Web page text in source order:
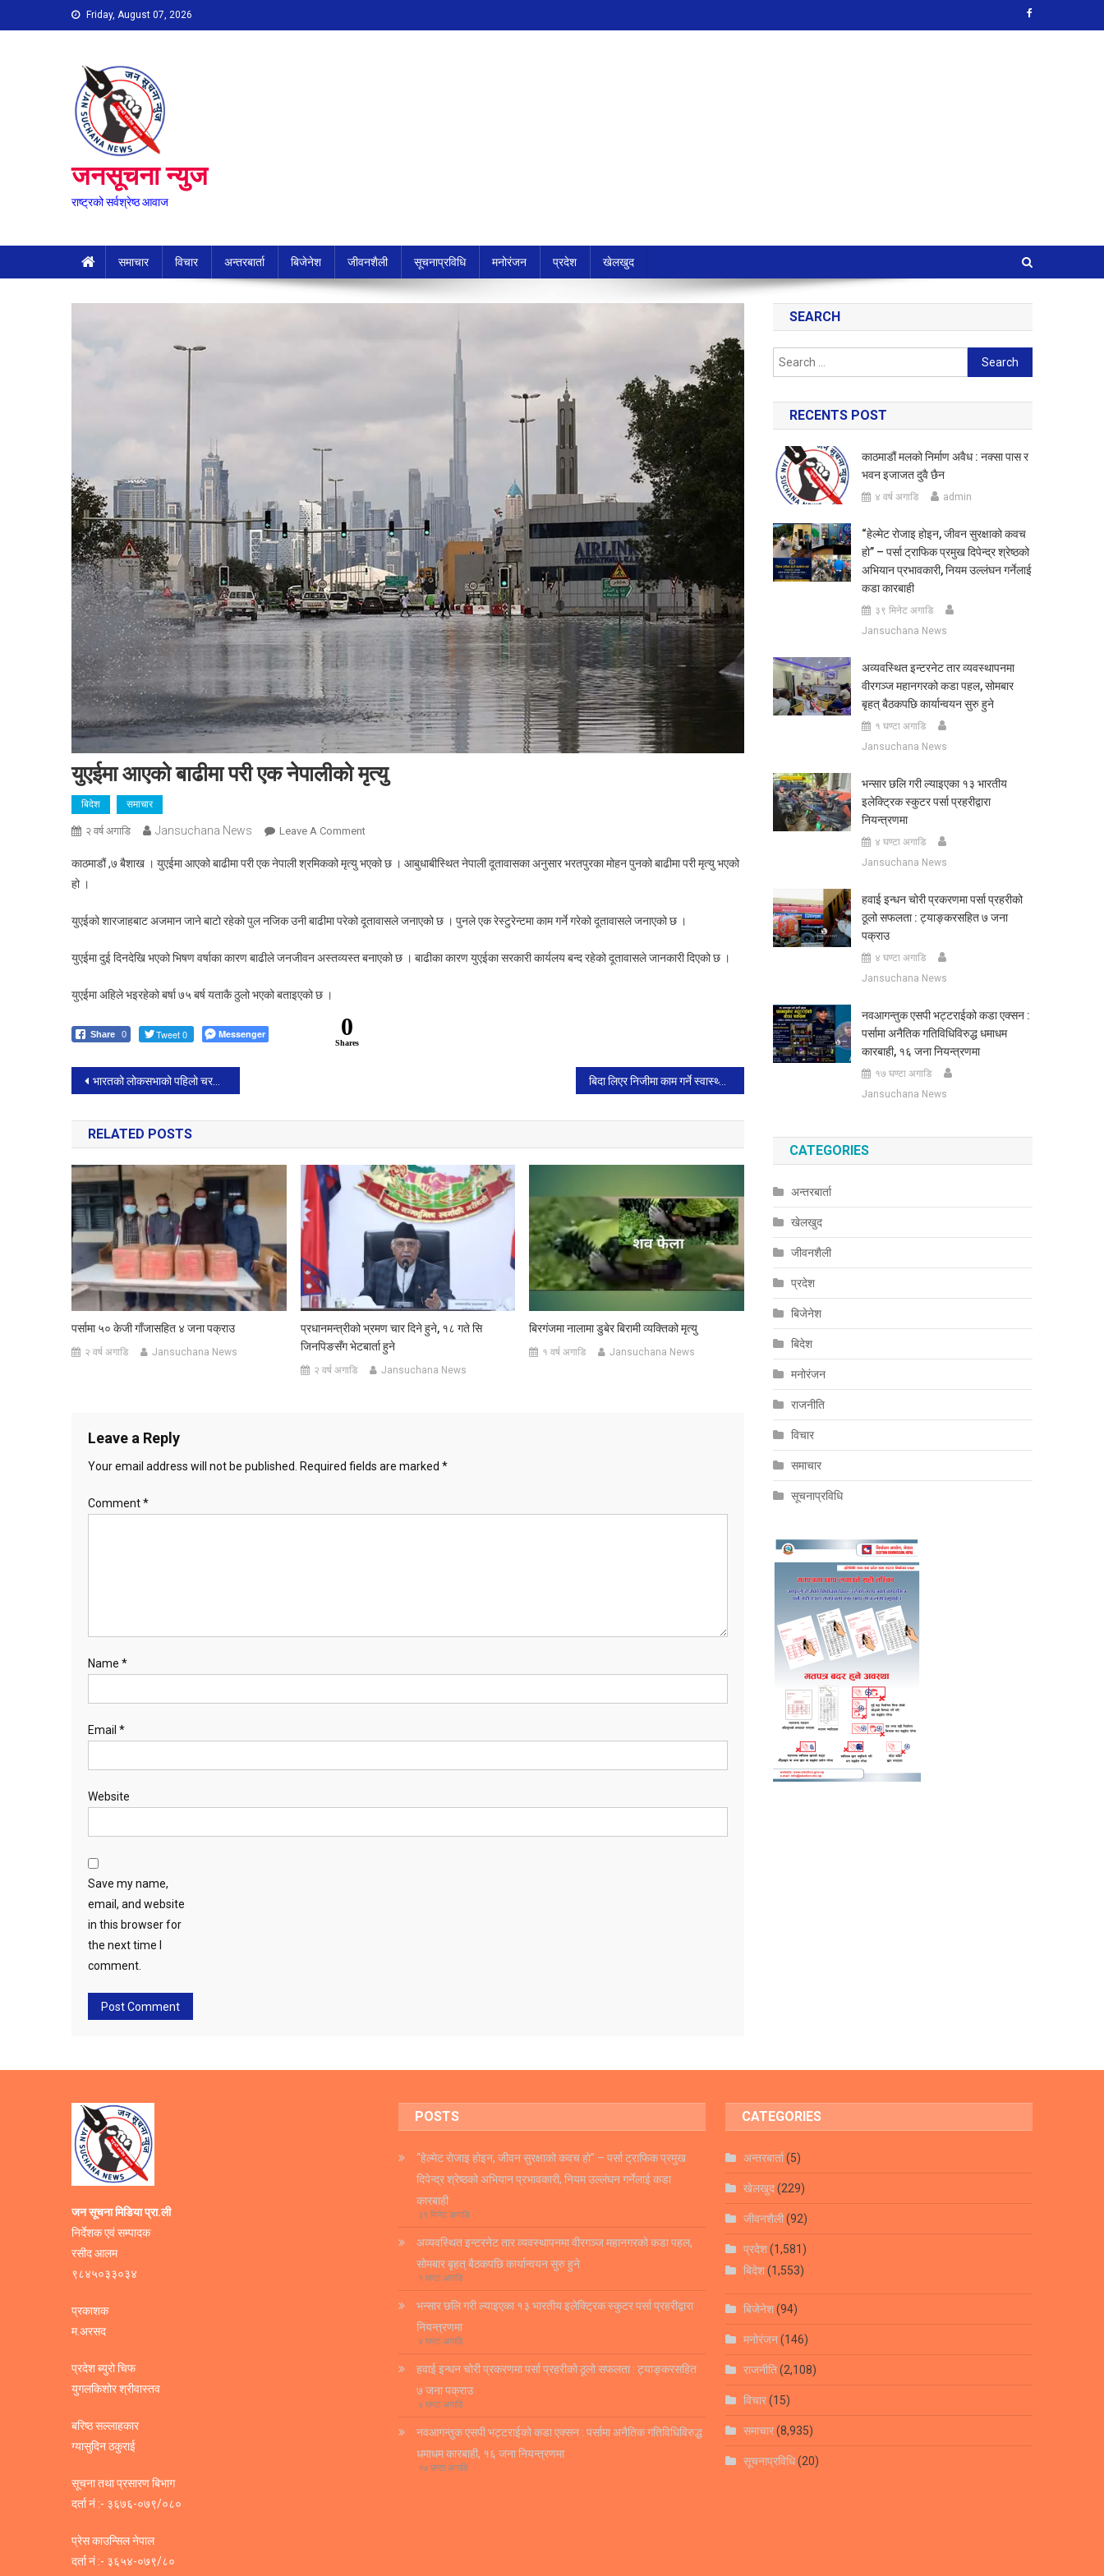
to
Friday, August 07, 2026
जनसूचना न्युज
राष्ट्रको सर्वश्रेष्ठ आवाज
समाचार विचार अन्तरबार्ता बिजेनेश जीवनशैली सूचनाप्रविधि मनोरंजन प्रदेश खेलखुद
युएईमा आएको बाढीमा परी एक नेपालीको मृत्यु
बिदेश समाचार
२ वर्ष अगाडि Jansuchana News Leave A CommentOn
आएको
एक
मृत्यु
काठमाडौं ,७ बैशाख । युएईमा आएको बाढीमा परी एक नेपाली श्रमिकको मृत्यु भएको छ । आबुधाबीस्थित नेपाली दूतावासका अनुसार भरतपुरका मोहन पुनको बाढीमा परी मृत्यु भएको
हो ।
युएईको शारजाहबाट अजमान जाने बाटो रहेको पुल नजिक उनी बाढीमा परेको दूतावासले जनाएको छ । पुनले एक रेस्टुरेन्टमा काम गर्ने गरेको दूतावासले जनाएको छ ।
युएईमा दुई दिनदेखि भएको भिषण वर्षाका कारण बाढीले जनजीवन अस्तव्यस्त बनाएको छ । बाढीका कारण युएईका सरकारी कार्यलय बन्द रहेको दूतावासले जानकारी दिएको छ ।
युएईमा अहिले भइरहेको बर्षा ७५ बर्ष यताकै ठुलो भएको बताइएको छ ।
Share 0 Tweet 0 Messenger 0
Shares
Post
navigation
भारतको लोकसभाको पहिलो चरणको मतदान आज बिदा लिएर निजीमा काम गर्ने स्वास्थ्यकर्मीलाई मन्त्रालयको चेतावनी
RELATED POSTS
पर्सामा ५० केजी गाँजासहित ४ जना पक्राउ
२ वर्ष अगाडि Jansuchana News
प्रधानमन्त्रीको भ्रमण चार दिने हुने, १८ गते सि
जिनपिङसँग भेटबार्ता हुने
२ वर्ष अगाडि Jansuchana News
बिरगंजमा नालामा डुबेर बिरामी व्यक्तिको मृत्यु
१ वर्ष अगाडि Jansuchana News
Leave a Reply
Your email address will not be published. Required fields are marked *
Comment*
Name *
Email *
Website
Save my name,
email, and website
in this browser for
the next time I
comment.
SEARCH
Search
for:
RECENTS POST
काठमाडौं मलको निर्माण अवैध : नक्सा पास र
भवन इजाजत दुवै छैन
४ वर्ष अगाडि admin
“हेल्मेट रोजाइ होइन, जीवन सुरक्षाको कवच
हो” – पर्सा ट्राफिक प्रमुख दिपेन्द्र श्रेष्ठको
अभियान प्रभावकारी, नियम उल्लंघन गर्नेलाई
कडा कारबाही
३९ मिनेट अगाडि
Jansuchana News
अव्यवस्थित इन्टरनेट तार व्यवस्थापनमा
वीरगञ्ज महानगरको कडा पहल, सोमबार
बृहत् बैठकपछि कार्यान्वयन सुरु हुने
१ घण्टा अगाडि
Jansuchana News
भन्सार छलि गरी ल्याइएका १३ भारतीय
इलेक्ट्रिक स्कुटर पर्सा प्रहरीद्वारा
नियन्त्रणमा
४ घण्टा अगाडि
Jansuchana News
हवाई इन्धन चोरी प्रकरणमा पर्सा प्रहरीको
ठूलो सफलता : ट्याङ्करसहित ७ जना
पक्राउ
४ घण्टा अगाडि
Jansuchana News
नवआगन्तुक एसपी भट्टराईको कडा एक्सन :
पर्सामा अनैतिक गतिविधिविरुद्ध धमाधम
कारबाही, १६ जना नियन्त्रणमा
१७ घण्टा अगाडि
Jansuchana News
CATEGORIES
अन्तरबार्ता
खेलखुद
जीवनशैली
प्रदेश
बिजेनेश
बिदेश
मनोरंजन
राजनीति
विचार
समाचार
सूचनाप्रविधि
जन सूचना मिडिया प्रा.ली
निर्देशक एवं सम्पादक
रसीद आलम
९८४५०३३०३४
प्रकाशक
म.अरसद
प्रदेश ब्युरो चिफ
युगलकिशोर श्रीवास्तव
बरिष्ठ सल्लाहकार
ग्यासुदिन ठकुराई
सूचना तथा प्रसारण बिभाग
दर्ता नं :- ३६७६-०७९/०८०
प्रेस काउन्सिल नेपाल
दर्ता नं :- ३६५४-०७९/८०
POSTS
“हेल्मेट रोजाइ होइन, जीवन सुरक्षाको कवच हो” – पर्सा ट्राफिक प्रमुख
दिपेन्द्र श्रेष्ठको अभियान प्रभावकारी, नियम उल्लंघन गर्नेलाई कडा
कारबाही
३९ मिनेट अगाडि
अव्यवस्थित इन्टरनेट तार व्यवस्थापनमा वीरगञ्ज महानगरको कडा पहल,
सोमबार बृहत् बैठकपछि कार्यान्वयन सुरु हुने
१ घण्टा अगाडि
भन्सार छलि गरी ल्याइएका १३ भारतीय इलेक्ट्रिक स्कुटर पर्सा प्रहरीद्वारा
नियन्त्रणमा
४ घण्टा अगाडि
हवाई इन्धन चोरी प्रकरणमा पर्सा प्रहरीको ठूलो सफलता : ट्याङ्करसहित
७ जना पक्राउ
४ घण्टा अगाडि
नवआगन्तुक एसपी भट्टराईको कडा एक्सन : पर्सामा अनैतिक गतिविधिविरुद्ध
धमाधम कारबाही, १६ जना नियन्त्रणमा
१७ घण्टा अगाडि
CATEGORIES
अन्तरबार्ता(5)
खेलखुद(229)
जीवनशैली(92)
प्रदेश(1,581)
बिदेश(1,553)
बिजेनेश(94)
मनोरंजन(146)
राजनीति(2,108)
विचार(15)
समाचार(8,935)
सूचनाप्रविधि(20)